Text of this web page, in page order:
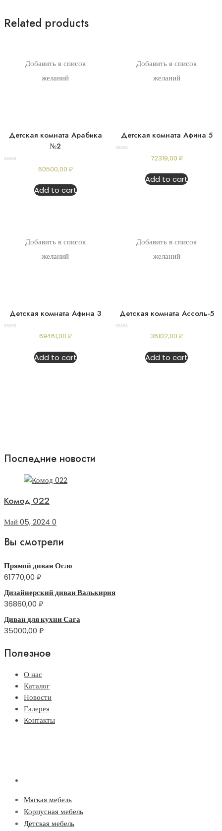
Related products
Добавить в список
желаний
Детская комната Арабика
№2
60500,00 ₽
Add to cart
Добавить в список
желаний
Детская комната Афина 5
72319,00 ₽
Add to cart
Добавить в список
желаний
Детская комната Афина 3
69461,00 ₽
Add to cart
Добавить в список
желаний
Детская комната Ассоль-5
36102,00₽
Add to cart
Последние новости
Комод 022
Май 05, 2024 0
Вы смотрели
Прямой диван Осло
61770,00 ₽
Дизайнерский диван Валькирия
36860,00 ₽
Диван для кухни Сага
35000,00 ₽
Полезное
О нас
Каталог
Новости
Галерея
Контакты
Мягкая мебель
Корпусная мебель
Детская мебель